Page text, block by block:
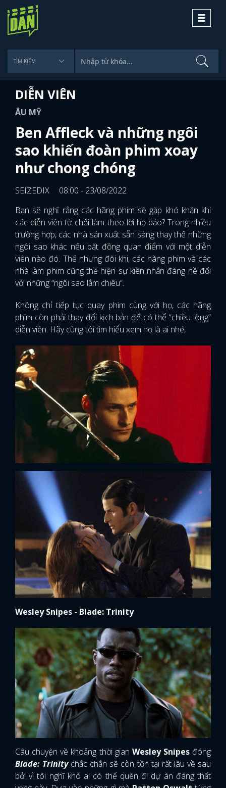
Toggle
DIỄN VIÊN
ÂU MỸ
Ben Affleck và những ngôi
sao khiến đoàn phim xoay
như chong chóng
SEIZEDIX
08:00 - 23/08/2022
Bạn sẽ nghĩ rằng các hãng phim sẽ gặp khó khăn khi
các diễn viên từ chối làm theo lời họ bảo? Trong nhiều
trường hợp, các nhà sản xuất sẵn sàng thay thế những
ngôi sao khác nếu bất đồng quan điểm với một diễn
viên nào đó. Thế nhưng đôi khi, các hãng phim và các
nhà làm phim cũng thể hiện sự kiên nhẫn đáng nề đối
với những “ngôi sao lắm chiêu”.
Không chỉ tiếp tục quay phim cùng với họ, các hãng
phim còn phải thay đổi kịch bản để có thể “chiều lòng”
diễn viên. Hãy cùng tôi tìm hiểu xem họ là ai nhé,
Wesley Snipes - Blade: Trinity
Câu chuyện về khoảng thời gian Wesley Snipesđóng
Blade: Trinitychắc chắn sẽ còn tồn tại rất lâu về sau
bởi vì tôi nghĩ khó ai có thể quên đi dự án đáng thất